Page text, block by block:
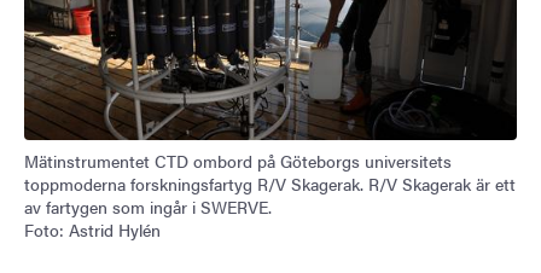
Mätinstrumentet CTD ombord på Göteborgs universitets
toppmoderna forskningsfartyg R/V Skagerak. R/V Skagerak är ett
av fartygen som ingår i SWERVE.
Foto: Astrid Hylén